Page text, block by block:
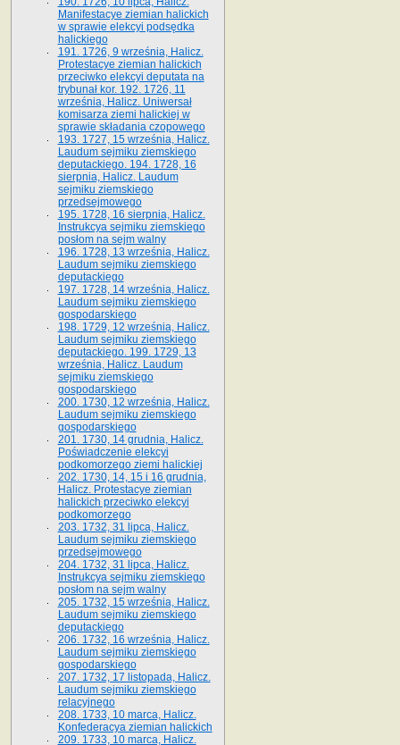
Manifestacye ziemian halickich
w sprawie elekcyi podsędka
halickiego
191. 1726, 9 września, Halicz.
Protestacye ziemian halickich
przeciwko elekcyi deputata na
trybunał kor. 192. 1726, 11
września, Halicz. Uniwersał
komisarza ziemi halickiej w
sprawie składania czopowego
193. 1727, 15 września, Halicz.
Laudum sejmiku ziemskiego
deputackiego. 194. 1728, 16
sierpnia, Halicz. Laudum
sejmiku ziemskiego
przedsejmowego
195. 1728, 16 sierpnia, Halicz.
Instrukcya sejmiku ziemskiego
posłom na sejm walny
196. 1728, 13 września, Halicz.
Laudum sejmiku ziemskiego
deputackiego
197. 1728, 14 września, Halicz.
Laudum sejmiku ziemskiego
gospodarskiego
198. 1729, 12 września, Halicz.
Laudum sejmiku ziemskiego
deputackiego. 199. 1729, 13
września, Halicz. Laudum
sejmiku ziemskiego
gospodarskiego
200. 1730, 12 września, Halicz.
Laudum sejmiku ziemskiego
gospodarskiego
201. 1730, 14 grudnia, Halicz.
Poświadczenie elekcyi
podkomorzego ziemi halickiej
202. 1730, 14, 15 i 16 grudnia,
Halicz. Protestacye ziemian
halickich przeciwko elekcyi
podkomorzego
203. 1732, 31 lipca, Halicz.
Laudum sejmiku ziemskiego
przedsejmowego
204. 1732, 31 lipca, Halicz.
Instrukcya sejmiku ziemskiego
posłom na sejm walny
205. 1732, 15 września, Halicz.
Laudum sejmiku ziemskiego
deputackiego
206. 1732, 16 września, Halicz.
Laudum sejmiku ziemskiego
gospodarskiego
207. 1732, 17 listopada, Halicz.
Laudum sejmiku ziemskiego
relacyjnego
208. 1733, 10 marca, Halicz.
Konfederacya ziemian halickich­
209. 1733, 10 marca, Halicz.